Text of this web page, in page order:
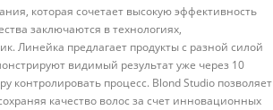
которая сочетает высокую эффективность
заключаются в технологиях,
Линейка предлагает продукты с разной силой
видимый результат уже через 10
контролировать процесс. Blond Studio позволяет
качество волос за счет инновационных